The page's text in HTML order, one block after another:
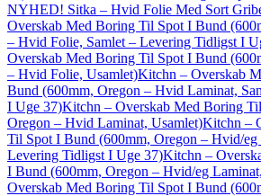
NYHED! Sitka – Hvid Folie Med Sort
Overskab Med Boring Til Spot I Bund
– Hvid Folie, Samlet – Levering Tidligst I
Overskab Med Boring Til Spot I Bund
– Hvid Folie, Usamlet)Kitchn – Overskab
Bund (600mm, Oregon – Hvid Laminat,
I Uge 37)Kitchn – Overskab Med Boring
Oregon – Hvid Laminat, Usamlet)Kitchn –
Til Spot I Bund (600mm, Oregon – Hvid/eg
Levering Tidligst I Uge 37)Kitchn –
I Bund (600mm, Oregon – Hvid/eg
Overskab Med Boring Til Spot I Bund